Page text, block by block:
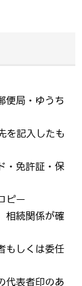
便局・ゆうち
を記入したも
・免許証・保
ピー
相続関係が確
もしくは委任
代表者印のあ